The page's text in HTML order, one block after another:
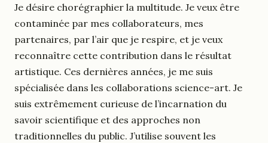
Je désire chorégraphier la multitude. Je veux être
contaminée par mes collaborateurs, mes
partenaires, par l’air que je respire, et je veux
reconnaître cette contribution dans le résultat
artistique. Ces dernières années, je me suis
spécialisée dans les collaborations science-art. Je
suis extrêmement curieuse de l’incarnation du
savoir scientifique et des approches non
traditionnelles du public. J’utilise souvent les